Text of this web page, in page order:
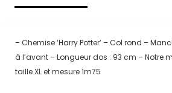
– Chemise ‘Harry Potter’ – Col rond –
à l’avant – Longueur dos : 93 cm – Notre
taille XL et mesure 1m75